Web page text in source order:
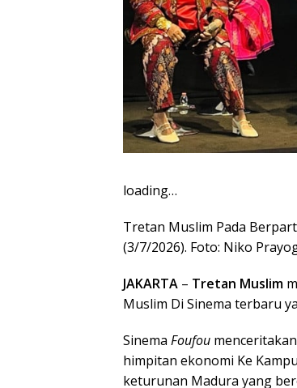
loading…
Tretan Muslim Pada
(3/7/2026). Foto: Niko
JAKARTA – Tretan Muslim
Muslim Di Sinema terbaru
Sinema Foufou
himpitan ekonomi Ke
keturunan Madura yang